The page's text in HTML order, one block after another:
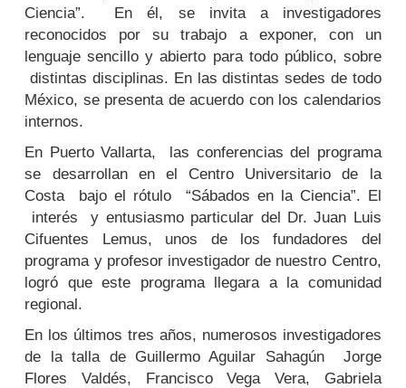
Ciencia”. En él, se invita a investigadores
reconocidos por su trabajo a exponer, con un
lenguaje sencillo y abierto para todo público, sobre
distintas disciplinas. En las distintas sedes de todo
México, se presenta de acuerdo con los calendarios
internos.
En Puerto Vallarta, las conferencias del programa
se desarrollan en el Centro Universitario de la
Costa bajo el rótulo “Sábados en la Ciencia”. El
interés y entusiasmo particular del Dr. Juan Luis
Cifuentes Lemus, unos de los fundadores del
programa y profesor investigador de nuestro Centro,
logró que este programa llegara a la comunidad
regional.
En los últimos tres años, numerosos investigadores
de la talla de Guillermo Aguilar Sahagún Jorge
Flores Valdés, Francisco Vega Vera, Gabriela